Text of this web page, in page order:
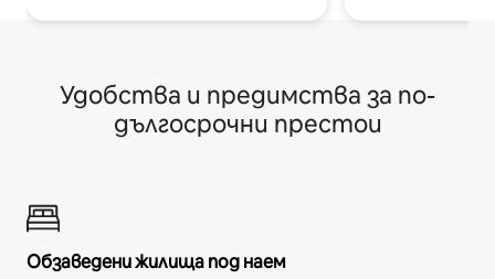
Удобства и предимства за по-
дългосрочни престои
Обзаведени жилища под наем